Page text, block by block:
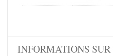
INFORMATIONS